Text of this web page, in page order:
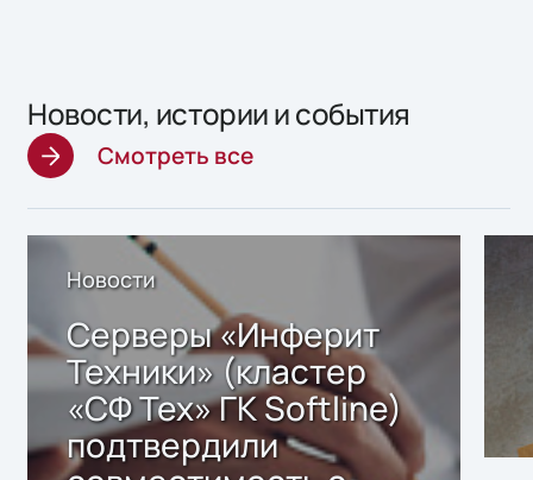
Новости, истории и события
Смотреть все
Новости
Серверы «Инферит
Техники» (кластер
«СФ Тех» ГК Softline)
подтвердили